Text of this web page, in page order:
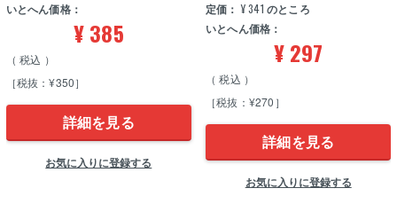
いとへん価格：
¥385
税込
［税抜：¥350］
詳細を見る
お気に入りに登録する
定価： ¥341 のところ
いとへん価格：
¥297
税込
［税抜：¥270］
詳細を見る
お気に入りに登録する